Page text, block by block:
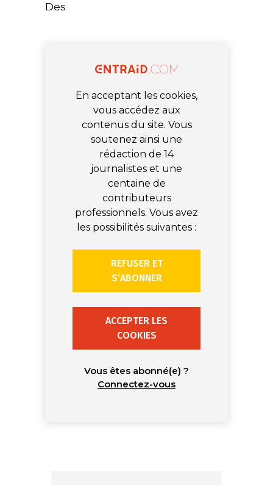
Des
En acceptant les cookies,
vous accédez aux
contenus du site. Vous
soutenez ainsi une
rédaction de 14
journalistes et une
centaine de
contributeurs
professionnels. Vous avez
les possibilités suivantes :
REFUSER ET
S’ABONNER
ACCEPTER LES
COOKIES
Vous êtes abonné(e) ?
Connectez-vous